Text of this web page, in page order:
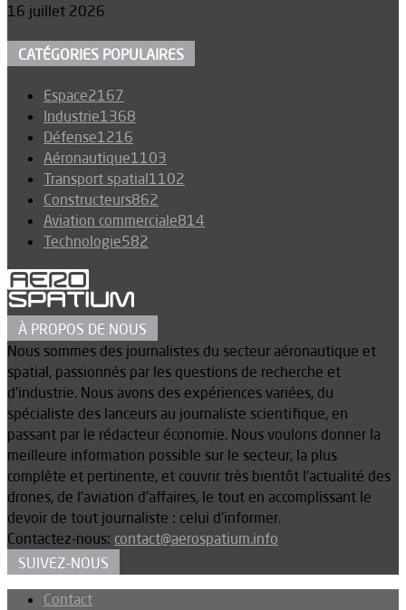
16 juillet 2026
CATÉGORIES POPULAIRES
Espace2167
Industrie1368
Défense1216
Aéronautique1103
Transport spatial1102
Constructeurs862
Aviation commerciale814
Technologie582
À PROPOS DE NOUS
Nous sommes des journalistes du secteur aéronautique et
spatial, passionnés par les questions de recherche et
d’industrie. Nous avons des expériences variées, du
spécialiste des lanceurs au journaliste scientifique, en
passant par le rédacteur économie. Nous voulons donner la
meilleure information possible sur le secteur, la plus
complète et pertinente, et couvrir très bientôt l’actualité des
drones, de l’aviation d’affaires, le tout en accomplissant le
devoir de tout journaliste : celui d’informer.
Contactez-nous: contact@aerospatium.info
SUIVEZ-NOUS
Contact